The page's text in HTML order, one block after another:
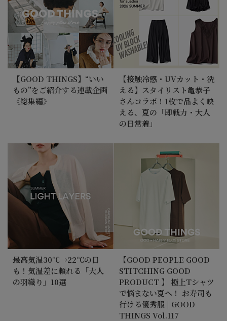
【GOOD THINGS】“いい
もの”をご紹介する連載企画
《総集編》
【接触冷感・UVカット・洗
える】スタイリスト亀恭子
さんコラボ！1枚で品よく映
える、夏の「即戦力・大人
の日常着」
最高気温30℃→22℃の日
も！気温差に頼れる「大人
の羽織り」10選
【GOOD PEOPLE GOOD
STITCHING GOOD
PRODUCT 】 極上Tシャツ
で悩まない夏へ！ お寿司も
行ける優秀服 | GOOD
THINGS Vol.117